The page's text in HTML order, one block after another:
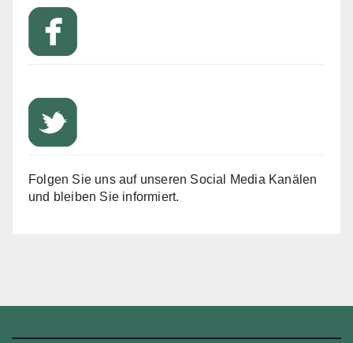
Folgen Sie uns auf unseren Social Media Kanälen
und bleiben Sie informiert.